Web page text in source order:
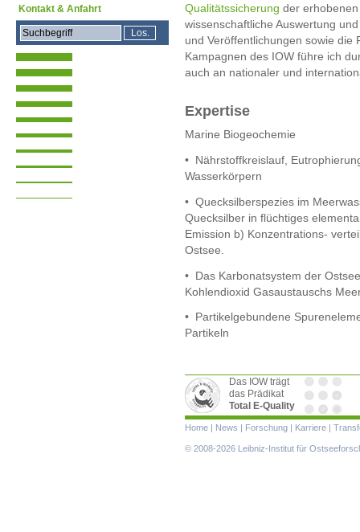
Qualitätssicherung der
wissenschaftliche Auswertung
und Veröffentlichungen sowie
Kampagnen des IOW führe ich
auch an nationaler und
Expertise
Marine Biogeochemie
• Nährstoffkreislauf,
Wasserkörpern
• Quecksilberspezies im
Quecksilber in flüchtiges
Emission b) Konzentrations-
Ostsee.
• Das Karbonatsystem der
Kohlendioxid Gasaustauschs
• Partikelgebundene
Partikeln
Kontakt & Anfahrt
Das IOW trägt
das Prädikat
Total E-Quality
Navigation
überspringen
Home | News | Forschung | Karriere |
© 2008-2026 Leibniz-Institut für